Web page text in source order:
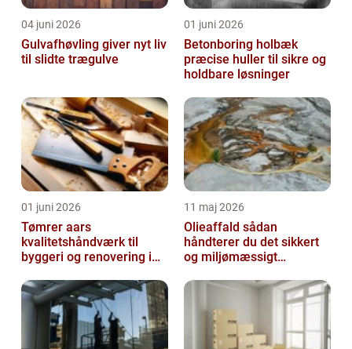
04 juni 2026
Gulvafhøvling giver nyt liv
til slidte trægulve
01 juni 2026
Betonboring holbæk
præcise huller til sikre og
holdbare løsninger
01 juni 2026
Tømrer aars
kvalitetshåndværk til
byggeri og renovering i
11 maj 2026
Olieaffald sådan
håndterer du det sikkert
og miljømæssigt